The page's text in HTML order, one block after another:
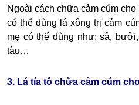
Ngoài cáchchữa cảm cúm cho
có thể dùng lá xông trị cảm
mẹ có thể dùng như: sả,
tàu…
3. Lá tía tô chữa cảm cúm